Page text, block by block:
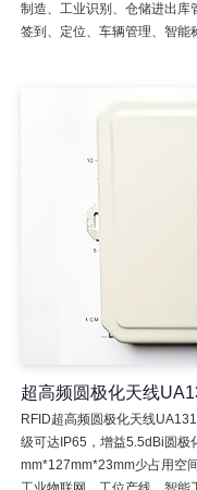
制造、工业识别、仓储进出库
签到、定位、车辆管理、智能
超高频圆极化天线
RFID超高频圆极化天线
级可达IP65，增益5.5dBi圆极
mm*127mm*23mm少占用空